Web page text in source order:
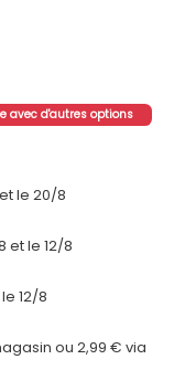
avec d'autres options
le 20/8
et le 12/8
12/8
ou 2,99 € via